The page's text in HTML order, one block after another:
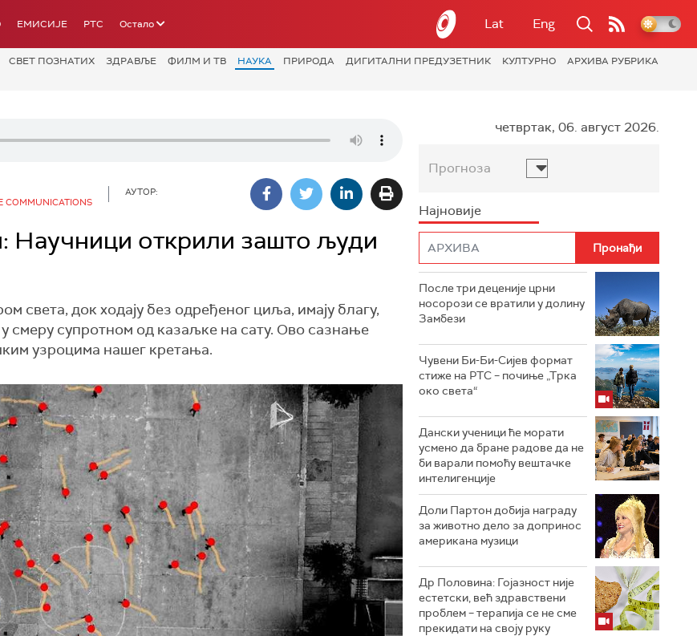
ЕМИСИЈЕ РТС Остало Lat Eng
СВЕТ ПОЗНАТИХ ЗДРАВЉЕ ФИЛМ И ТВ НАУКА ПРИРОДА ДИГИТАЛНИ ПРЕДУЗЕТНИК КУЛТУРНО
АРХИВА РУБРИКА
COMMUNICATIONS
АУТОР:
Научници открили зашто људи
света, док ходају без одређеног циља, имају благу,
смеру супротном од казаљке на сату. Ово сазнање
узроцима нашег кретања.
четвртак, 06. август 2026.
Прогноза
Најновије
После три деценије црни
носорози се вратили у долину
Замбези
Чувени Би-Би-Сијев формат
стиже на РТС – почиње „Трка
око света“
Дански ученици ће морати
усмено да бране радове да не
би варали помоћу вештачке
интелигенције
Доли Партон добија награду
за животно дело за допринос
американа музици
Др Половина: Гојазност није
естетски, већ здравствени
проблем – терапија се не сме
прекидати на своју руку